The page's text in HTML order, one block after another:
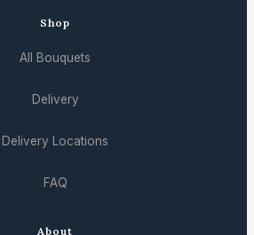
Shop
All Bouquets
Delivery
Delivery Locations
FAQ
About